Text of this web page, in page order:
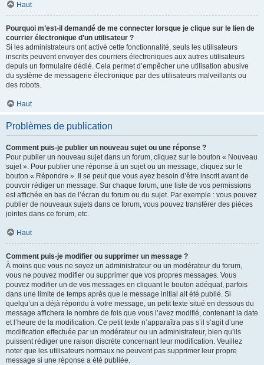
Haut
Pourquoi m’est-il demandé de me connecter lorsque je clique sur le lien de
courrier électronique d’un utilisateur ?
Si les administrateurs ont activé cette fonctionnalité, seuls les utilisateurs
inscrits peuvent envoyer des courriers électroniques aux autres utilisateurs
depuis un formulaire dédié. Cela permet d’empêcher une utilisation abusive
du système de messagerie électronique par des utilisateurs malveillants ou
des robots.
Haut
Problèmes de publication
Comment puis-je publier un nouveau sujet ou une réponse ?
Pour publier un nouveau sujet dans un forum, cliquez sur le bouton « Nouveau
sujet ». Pour publier une réponse à un sujet ou un message, cliquez sur le
bouton « Répondre ». Il se peut que vous ayez besoin d’être inscrit avant de
pouvoir rédiger un message. Sur chaque forum, une liste de vos permissions
est affichée en bas de l’écran du forum ou du sujet. Par exemple : vous pouvez
publier de nouveaux sujets dans ce forum, vous pouvez transférer des pièces
jointes dans ce forum, etc.
Haut
Comment puis-je modifier ou supprimer un message ?
À moins que vous ne soyez un administrateur ou un modérateur du forum,
vous ne pouvez modifier ou supprimer que vos propres messages. Vous
pouvez modifier un de vos messages en cliquant le bouton adéquat, parfois
dans une limite de temps après que le message initial ait été publié. Si
quelqu’un a déjà répondu à votre message, un petit texte situé en dessous du
message affichera le nombre de fois que vous l’avez modifié, contenant la date
et l’heure de la modification. Ce petit texte n’apparaîtra pas s’il s’agit d’une
modification effectuée par un modérateur ou un administrateur, bien qu’ils
puissent rédiger une raison discrète concernant leur modification. Veuillez
noter que les utilisateurs normaux ne peuvent pas supprimer leur propre
message si une réponse a été publiée.